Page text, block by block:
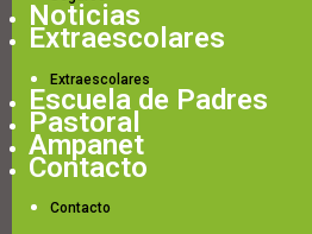
Noticias
Extraescolares
Extraescolares
Escuela de Padres
Pastoral
Ampanet
Contacto
Contacto